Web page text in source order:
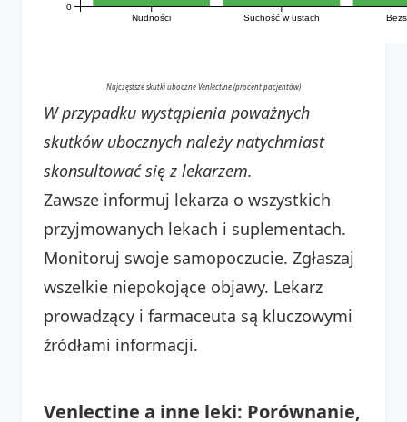
Nudności Suchość w ustach
0
Najczęstsze skutki uboczne Venlectine (procent pacjentów)
W przypadku wystąpienia poważnych
skutków ubocznych należy natychmiast
skonsultować się z lekarzem.
Zawsze informuj lekarza o wszystkich
przyjmowanych lekach i suplementach.
Monitoruj swoje samopoczucie. Zgłaszaj
wszelkie niepokojące objawy. Lekarz
prowadzący i farmaceuta są kluczowymi
źródłami informacji.
Venlectine a inne leki: Porównanie,